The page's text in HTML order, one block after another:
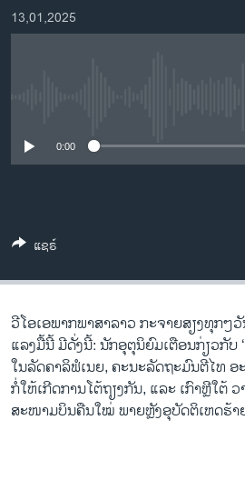
ອິດສະຫຼະພາບດ້ານການຂ່າວ
ທຸລະກິດ
ສຽງ
ລາຍການກະຈາຍສຽງ
ພາສາຕ່າງໆ
13,01,2025
0:00
ແຊຣ໌
ວີ​ໂອ​ເອພາກ​ພາສາ​ລາວ​ ກະຈາຍສຽງ​ທຸກໆ​
ແລງມື້ນີ້ ມີດັ່ງນີ້: ນັກອຸຕຸນິຍົມເຕືອນກ່ຽວກັບ
ໃນລັດຄາລິຟໍເນຍ, ຄະນະລັດຖະມົນຕີໄທ
ກໍ່ໃຫ້ເກີດການໂຕ້ຖຽງກັນ, ແລະ ເກົາຫຼີໃຕ້
ສະໜາມບິນຄືນໃໝ່ ພາຍຫຼັງອຸບັດຕິເຫດຮ້າ